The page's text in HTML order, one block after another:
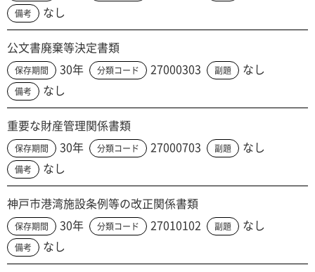
備考 なし
公文書廃棄等決定書類
保存期間 30年 分類コード 27000303 副題 なし
備考 なし
重要な財産管理関係書類
保存期間 30年 分類コード 27000703 副題 なし
備考 なし
神戸市港湾施設条例等の改正関係書類
保存期間 30年 分類コード 27010102 副題 なし
備考 なし